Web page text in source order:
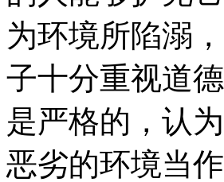
为环境所陷溺
子十分重视道
是严格的，认
恶劣的环境当